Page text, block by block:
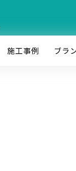
施⼯事例 ブラ